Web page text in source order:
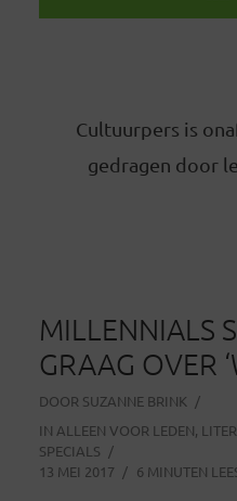
Cultuurpers is
gedragen door
MILLENNIALS
GRAAG OVER
DOOR SUZANNE BRINK
IN ALLEEN VOOR LEDEN,
SPECIALS
13 MEI 2017
6 MINUTEN